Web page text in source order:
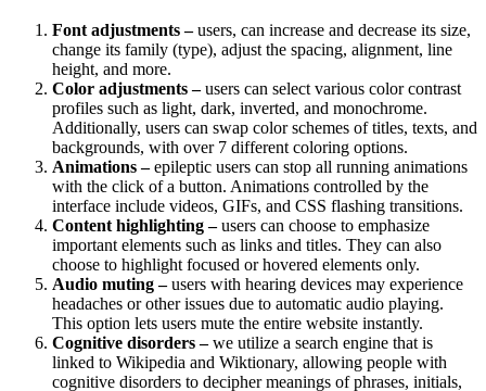
Font adjustments –users, can increase and decrease its size,
change its family (type), adjust the spacing, alignment, line
height, and more.
Color adjustments –users can select various color contrast
profiles such as light, dark, inverted, and monochrome.
Additionally, users can swap color schemes of titles, texts, and
backgrounds, with over 7 different coloring options.
Animations –epileptic users can stop all running animations
with the click of a button. Animations controlled by the
interface include videos, GIFs, and CSS flashing transitions.
Content highlighting –users can choose to emphasize
important elements such as links and titles. They can also
choose to highlight focused or hovered elements only.
Audio muting –users with hearing devices may experience
headaches or other issues due to automatic audio playing.
This option lets users mute the entire website instantly.
Cognitive disorders –we utilize a search engine that is
linked to Wikipedia and Wiktionary, allowing people with
cognitive disorders to decipher meanings of phrases, initials,